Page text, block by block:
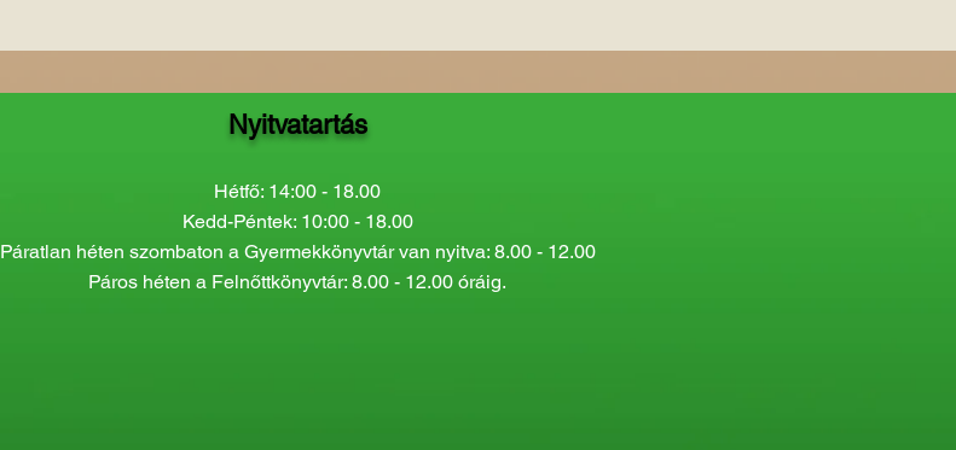
Nyitvatartás
Hétfő: 14:00 - 18.00
Kedd-Péntek: 10:00 - 18.00
Páratlan héten szombaton a Gyermekkönyvtár van nyitva: 8.00 - 12.00
Páros héten a Felnőttkönyvtár: 8.00 - 12.00 óráig.